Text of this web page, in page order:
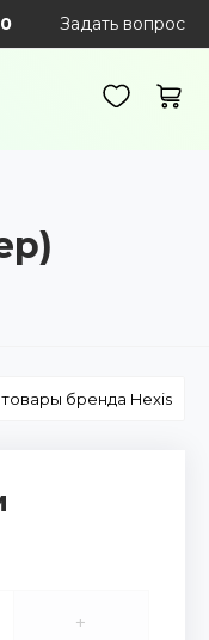
Задать вопрос
бренда Hexis
+